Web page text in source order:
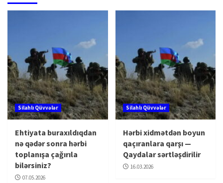
Silahlı Qüvvələr
Ehtiyata buraxıldıqdan
nə qədər sonra hərbi
toplanışa çağırıla
bilərsiniz?
07.05.2026
Silahlı Qüvvələr
Hərbi xidmətdən boyun
qaçıranlara qarşı —
Qaydalar sərtləşdirilir
16.03.2026